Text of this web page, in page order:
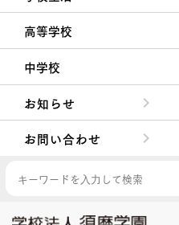
クラブ活動・生徒会活動
夙川ブログ
制服紹介
夙川カレンダー
高等学校
高校校長からの挨拶
高校の教育方針／特色
特進コース／進学コース
年間行事
先輩たちの声・生徒たち
中学校
中学校長からの挨拶
中学校の教育方針／特色
Aコース／Bコース
年間行事
先輩たちの声・生徒たち
お知らせ
お問い合わせ